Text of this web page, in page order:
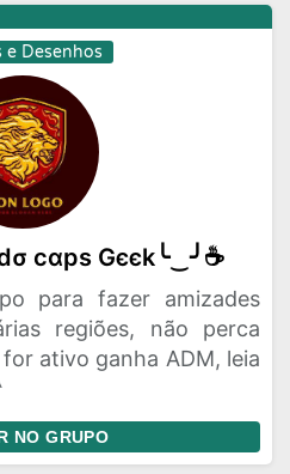
e Desenhos
cαpѕ Gєєk╰‿╯☕
para fazer amizades
regiões, não perca
ativo ganha ADM, leia
NO GRUPO